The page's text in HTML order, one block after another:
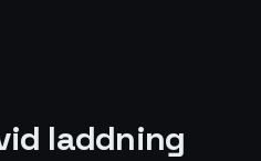
laddning